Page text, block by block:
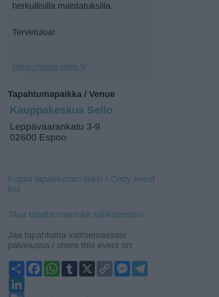
herkullisilla maistatuksilla.
Tervetuloa!
https://www.sello.fi/
Tapahtumapaikka / Venue
Kauppakeskus Sello
Leppävaarankatu 3-9
02600 Espoo
Kopioi tapahtuman linkki / Copy event
link
Tilaa tapahtumavinkit sähköpostiisi
Jaa tapahtuma valitsemassasi
palvelussa / share this event on:
ShareFacebookWhatsApp
Tumblr
X
Copy
Link
Messenger